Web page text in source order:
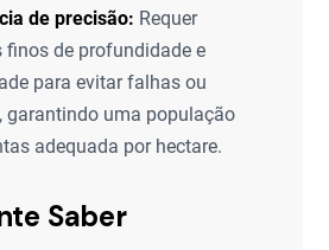
de precisão: Requer
finos de profundidade e
para evitar falhas ou
garantindo uma população
adequada por hectare.
Saber